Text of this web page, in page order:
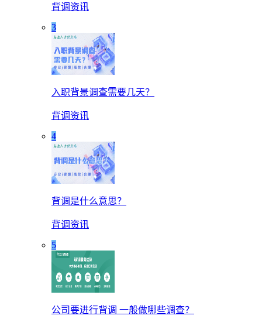
背调资讯
3
入职背景调查需要几天？
背调资讯
4
背调是什么意思？
背调资讯
5
公司要进行背调 一般做哪些调查？